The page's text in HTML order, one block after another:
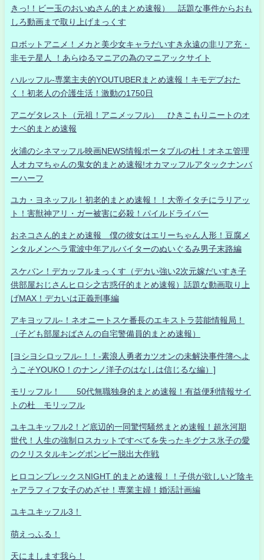
きっ!！ビー玉のおいぬさん的まとめ速報） 話題な事件からおも
しろ動画まで取り上げまっくす
ロボットアニメ！メカと美少女キャラだいすき永遠の非リア充・
非モテ星人 ！あらゆるマニアの為のマニアックサイト
ハルッフル-専業主夫的YOUTUBERまとめ速報！キモデブおた
く！初老人の介護生活！激動の1750日
アニゲタレスト（元祖！アニメッフル） ひきこもりニートのオ
ナベ的まとめ速報
火浦のシネマッフル映画NEWS情報ポータブルの杜！オネエ管理
人オカマちゃんの鬼女的まとめ速報!オカマッフルアタックナンバ
ーハーフ
ユカ・ヨネッフル！初老的まとめ速報！！大帝イタチにラリアッ
ト！害獣神アリ・ガー被害に必殺！パイルドライバー
おネコさん的まとめ速報 僕の彼女はエリーちゃん人形！豆腐メ
ンタルメンヘラ電波中年アルバイターのぬいぐるみ男子末路編
スケバン！デカッフルまっくす（デカい強い2次元嫁だいすき子
供部屋おじさんヒロシ之古惑仔的まとめ速報）話題な動画取り上
げMAX！デカいは正義刑事編
アキヨッフル-！ネオニートスケ番長のエキストラ芸能情報局！
（子ども部屋おばさんの自宅警備員的まとめ速報）
[ヨシヨシロッフル-！！-素浪人勇者カツオンの未解決事件簿へよ
うこそYOUKO！のナンノ洋子のはなしは信じるな編）]
モリッフル！ 50代無職独身的まとめ速報！有益便利情報サイ
トの杜 モリッフル
ユキユキッフル2！ど底辺的一同驚愕騒然まとめ速報！超氷河期
世代！人生の強制ロスカットですべてを失ったキグナス氷子の愛
のクリスタルキングボンビー脱出大作戦
ヒロコンプレックスNIGHT 的まとめ速報！！子供が欲しいど陰キ
ャアラフィフ女子のめざせ！専業主婦！婚活計画編
ユキユキッフル3！
萌えっふる！
天にまします我ら！